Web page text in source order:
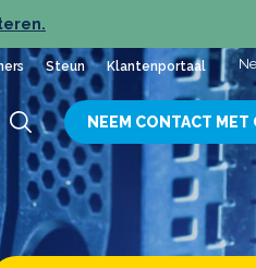
Steun Klantenportaal
NEEM CONTACT MET